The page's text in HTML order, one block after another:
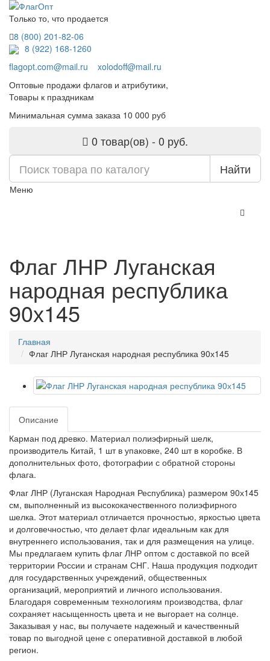
Только то, что продается
8 (800) 201-82-06
8 (922) 168-1260
flagopt.com@mail.ru
xolodoff@mail.ru
Оптовые продажи флагов и атрибутики,
Товары к праздникам
Минимальная сумма заказа 10 000 руб
0 товар(ов) - 0 руб.
Найти
Меню
Флаг ЛНР Луганская
народная республика
90х145
Главная
Флаг ЛНР Луганская народная республика 90х145
Описание
Карман под древко. Материал полиэфирный шелк,
производитель Китай, 1 шт в упаковке, 240 шт в коробке. В
дополнительных фото, фотографии с обратной стороны
флага.
Флаг ЛНР (Луганская Народная Республика) размером 90х145
см, выполненный из высококачественного полиэфирного
шелка. Этот материал отличается прочностью, яркостью цвета
и долговечностью, что делает флаг идеальным как для
внутреннего использования, так и для размещения на улице.
Мы предлагаем купить флаг ЛНР оптом с доставкой по всей
территории России и странам СНГ. Наша продукция подходит
для государственных учреждений, общественных
организаций, мероприятий и личного использования.
Благодаря современным технологиям производства, флаг
сохраняет насыщенность цвета и не выгорает на солнце.
Заказывая у нас, вы получаете надежный и качественный
товар по выгодной цене с оперативной доставкой в любой
регион.